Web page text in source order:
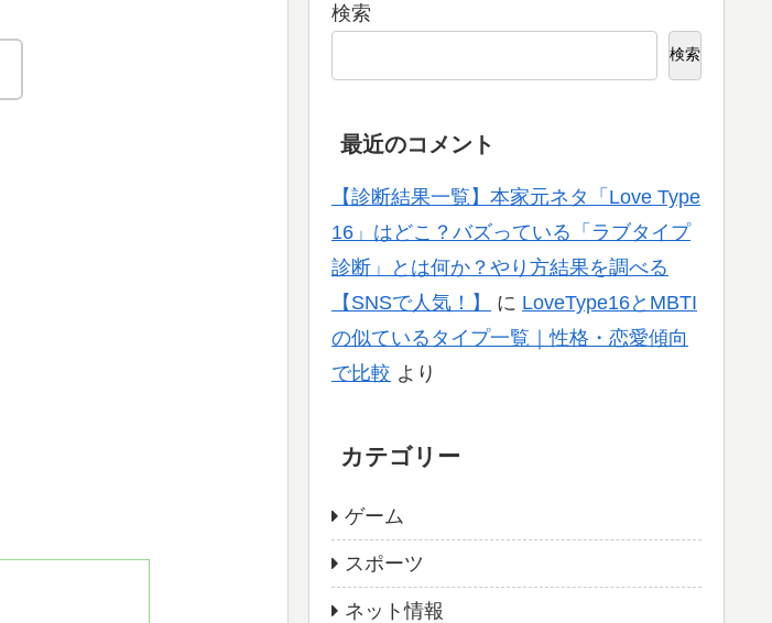
検索
検索
最近のコメント
【診断結果一覧】本家元ネタ「Love Type
16」はどこ？バズっている「ラブタイプ
診断」とは何か？やり方結果を調べる
【SNSで人気！】
に LoveType16とMBTI
の似ているタイプ一覧｜性格・恋愛傾向
で比較 より
カテゴリー
ゲーム
スポーツ
ネット情報